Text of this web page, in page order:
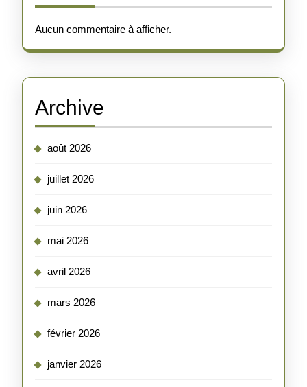
Aucun commentaire à afficher.
Archive
août 2026
juillet 2026
juin 2026
mai 2026
avril 2026
mars 2026
février 2026
janvier 2026